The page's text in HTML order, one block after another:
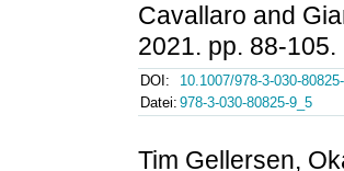
Cavallaro and
2021. pp. 88-105.
DOI:
10.1007/978-3-030-
Datei: 978-3-030-80825-9_5
Tim Gellersen,